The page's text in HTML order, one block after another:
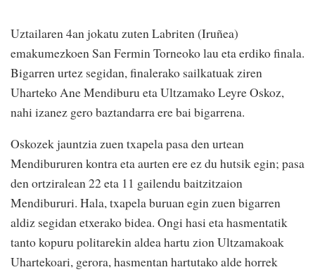
Uztailaren 4an jokatu zuten Labriten (Iruñea)
emakumezkoen San Fermin Torneoko lau eta erdiko finala.
Bigarren urtez segidan, finalerako sailkatuak ziren
Uharteko Ane Mendiburu eta Ultzamako Leyre Oskoz,
nahi izanez gero baztandarra ere bai bigarrena.
Oskozek jauntzia zuen txapela pasa den urtean
Mendibururen kontra eta aurten ere ez du hutsik egin; pasa
den ortziralean 22 eta 11 gailendu baitzitzaion
Mendibururi. Hala, txapela buruan egin zuen bigarren
aldiz segidan etxerako bidea. Ongi hasi eta hasmentatik
tanto kopuru politarekin aldea hartu zion Ultzamakoak
Uhartekoari, gerora, hasmentan hartutako alde horrek